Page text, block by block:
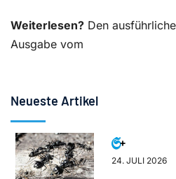
Weiterlesen? Den
Ausgabe vom
Neueste Artikel
24. JULI 2026